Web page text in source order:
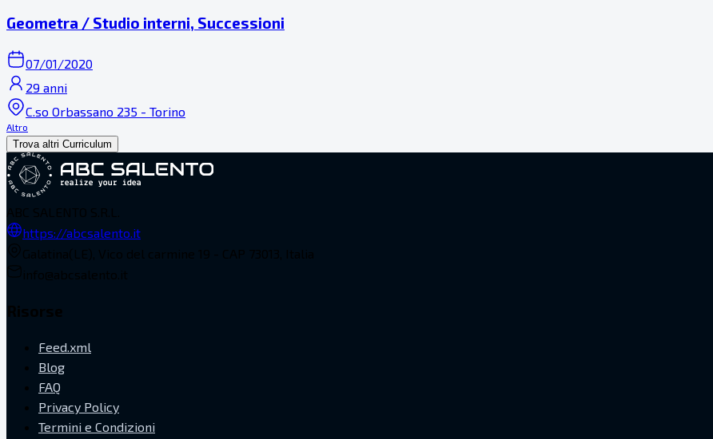
Geometra / Studio interni, Successioni
07/01/2020
29 anni
C.so Orbassano 235 - Torino
Altro
Trova altri Curriculum
https://abcsalento.it
Feed.xml
Blog
FAQ
Privacy Policy
Termini e Condizioni